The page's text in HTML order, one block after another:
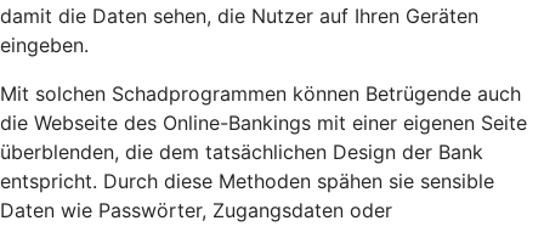
damit die Daten sehen, die Nutzer auf Ihren Geräten
eingeben.
Mit solchen Schadprogrammen können Betrügende auch
die Webseite des Online-Bankings mit einer eigenen Seite
überblenden, die dem tatsächlichen Design der Bank
entspricht. Durch diese Methoden spähen sie sensible
Daten wie Passwörter, Zugangsdaten oder